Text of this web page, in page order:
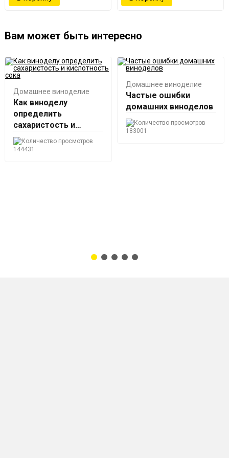
Вам может быть интересно
Домашнее виноделие
Как виноделу
определить
сахаристость и
кислотность сока
144431
Домашнее виноделие
Частые ошибки
домашних виноделов
183001